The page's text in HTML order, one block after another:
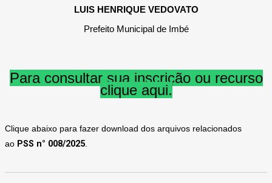
LUIS HENRIQUE VEDOVATO
Prefeito Municipal de Imbé
Para consultar sua inscrição ou recurso
clique aqui.
Clique abaixo para fazer download dos arquivos relacionados
ao PSS n° 008/2025